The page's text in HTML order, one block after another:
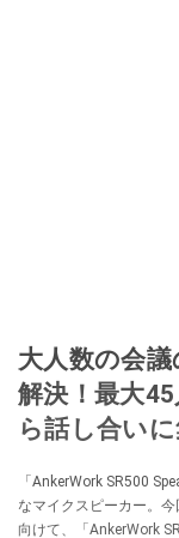
大人数の会
解決！最大
ら話し合い
「AnkerWork SR500
なマイクスピーカー。
向けて、「AnkerWork